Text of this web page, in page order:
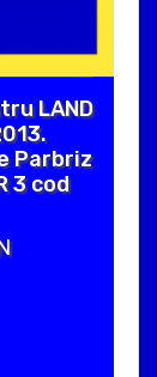
LAND
Parbriz
3 cod